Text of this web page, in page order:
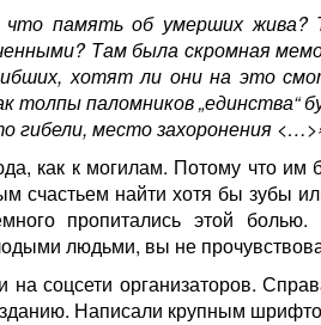
что память об умерших
Там была скромная
хотят ли они на это
толпы паломников „единства“
гибели, место захоронения
как к могилам. Потому что им
счастьем найти хотя бы зубы
пропитались этой болью.
людьми, вы не
соцсети организаторов.
Написали крупным